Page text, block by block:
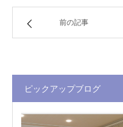
前の記事
ピックアップブログ